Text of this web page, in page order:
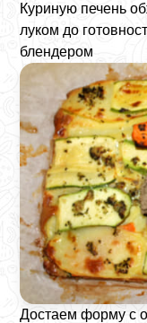
Куриную печень
луком до
блендером
Достаем форму с